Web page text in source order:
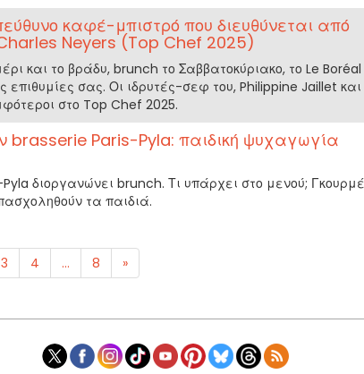
καφέ-μπιστρό που διευθύνεται από
Neyers (Top Chef 2025)
και το βράδυ, brunch το Σαββατοκύριακο, το Le Boréal
επιθυμίες σας. Οι ιδρυτές-σεφ του, Philippine Jaillet και
στο Top Chef 2025.
brasserie Paris-Pyla: παιδική ψυχαγωγία
διοργανώνει brunch. Τι υπάρχει στο μενού; Γκουρμέ
τα παιδιά.
3 4 ... 8 »